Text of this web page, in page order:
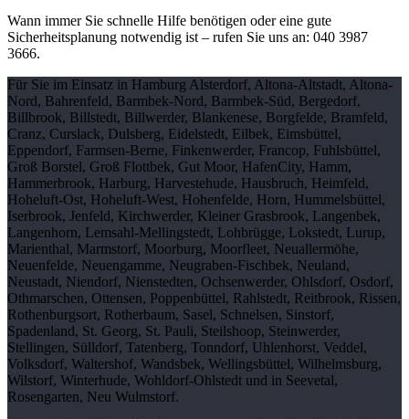
Wann immer Sie schnelle Hilfe benötigen oder eine gute
Sicherheitsplanung notwendig ist – rufen Sie uns an: 040 3987
3666.
Für Sie im Einsatz in Hamburg Alsterdorf, Altona-Altstadt, Altona-
Nord, Bahrenfeld, Barmbek-Nord, Barmbek-Süd, Bergedorf,
Billbrook, Billstedt, Billwerder, Blankenese, Borgfelde, Bramfeld,
Cranz, Curslack, Dulsberg, Eidelstedt, Eilbek, Eimsbüttel,
Eppendorf, Farmsen-Berne, Finkenwerder, Francop, Fuhlsbüttel,
Groß Borstel, Groß Flottbek, Gut Moor, HafenCity, Hamm,
Hammerbrook, Harburg, Harvestehude, Hausbruch, Heimfeld,
Hoheluft-Ost, Hoheluft-West, Hohenfelde, Horn, Hummelsbüttel,
Iserbrook, Jenfeld, Kirchwerder, Kleiner Grasbrook, Langenbek,
Langenhorn, Lemsahl-Mellingstedt, Lohbrügge, Lokstedt, Lurup,
Marienthal, Marmstorf, Moorburg, Moorfleet, Neuallermöhe,
Neuenfelde, Neuengamme, Neugraben-Fischbek, Neuland,
Neustadt, Niendorf, Nienstedten, Ochsenwerder, Ohlsdorf, Osdorf,
Othmarschen, Ottensen, Poppenbüttel, Rahlstedt, Reitbrook, Rissen,
Rothenburgsort, Rotherbaum, Sasel, Schnelsen, Sinstorf,
Spadenland, St. Georg, St. Pauli, Steilshoop, Steinwerder,
Stellingen, Sülldorf, Tatenberg, Tonndorf, Uhlenhorst, Veddel,
Volksdorf, Waltershof, Wandsbek, Wellingsbüttel, Wilhelmsburg,
Wilstorf, Winterhude, Wohldorf-Ohlstedt und in Seevetal,
Rosengarten, Neu Wulmstorf.